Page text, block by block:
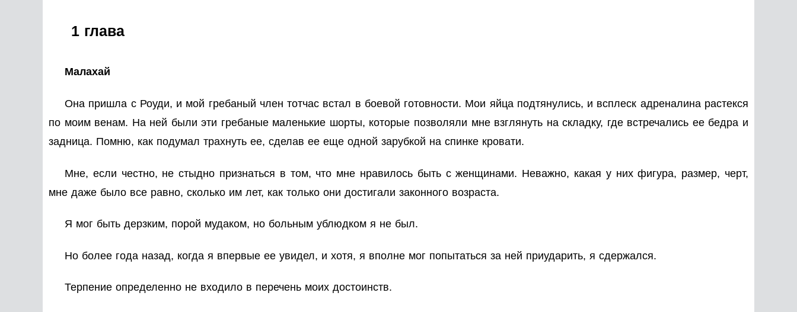
1 глава
Малахай
Она пришла с Роуди, и мой гребаный член тотчас встал в боевой готовности. Мои яйца подтянулись, и всплеск адреналина растекся
по моим венам. На ней были эти гребаные маленькие шорты, которые позволяли мне взглянуть на складку, где встречались ее бедра и
задница. Помню, как подумал трахнуть ее, сделав ее еще одной зарубкой на спинке кровати.
Мне, если честно, не стыдно признаться в том, что мне нравилось быть с женщинами. Неважно, какая у них фигура, размер, черт,
мне даже было все равно, сколько им лет, как только они достигали законного возраста.
Я мог быть дерзким, порой мудаком, но больным ублюдком я не был.
Но более года назад, когда я впервые ее увидел, и хотя, я вполне мог попытаться за ней приударить, я сдержался.
Терпение определенно не входило в перечень моих достоинств.